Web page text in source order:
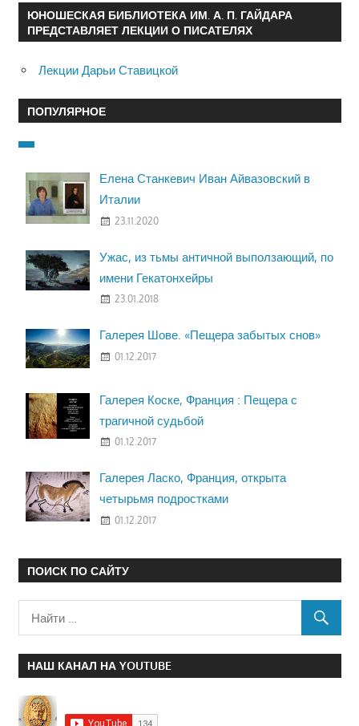
ЮНОШЕСКАЯ БИБЛИОТЕКА ИМ. А. П. ГАЙДАРА
ПРЕДСТАВЛЯЕТ ЛЕКЦИИ О ПИСАТЕЛЯХ
Лекции Дарьи Ставицкой
ПОПУЛЯРНОЕ
Елена Станкевич Иван Айвазовский в
Италии
23.11.2020
Ужас, из тьмы античной выползающий, по
имени Гекатонхейры
23.01.2018
Галерея Шове. «Пещера забытых снов»
01.12.2017
Галерея Коске, Франция : Пещера с
трагичной судьбой
01.12.2017
Галерея Ласко, Франция, открыта
четырьмя подростками
01.12.2017
ПОИСК ПО САЙТУ
НАШ КАНАЛ НА YOUTUBE